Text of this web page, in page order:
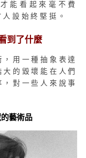
能看起來毫不費
設始終堅挺。
到了什麼
用一種抽象表達
的毀壞能在人們
對一些人來說事
藝術品